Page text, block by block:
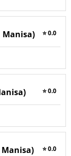
Manisa) ⭐ 0.0
⭐ 0.0
Manisa) ⭐ 0.0